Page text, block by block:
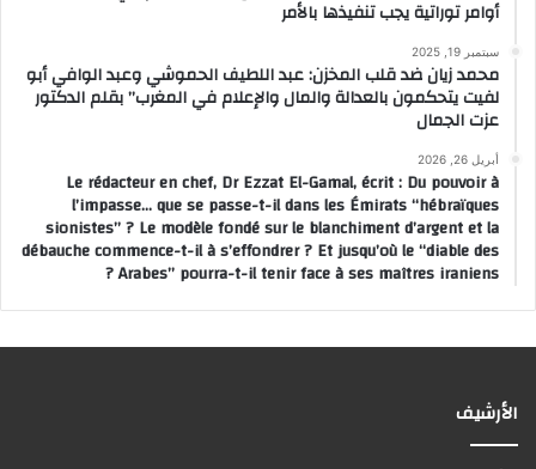
أوامر توراتية يجب تنفيذها بالأمر
سبتمبر 19, 2025
محمد زيان ضد قلب المخزن: عبد اللطيف الحموشي وعبد الوافي أبو
لفيت يتحكمون بالعدالة والمال والإعلام في المغرب” بقلم الدكتور
عزت الجمال
أبريل 26, 2026
Le rédacteur en chef, Dr Ezzat El-Gamal, écrit : Du pouvoir à
l’impasse… que se passe-t-il dans les Émirats “hébraïques
sionistes” ? Le modèle fondé sur le blanchiment d’argent et la
débauche commence-t-il à s’effondrer ? Et jusqu’où le “diable des
Arabes” pourra-t-il tenir face à ses maîtres iraniens ?
الأرشيف